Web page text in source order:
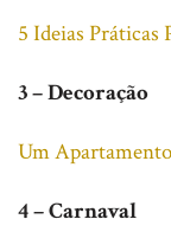
5 Ideias Práticas
3 – Decoração
Um
4 – Carnaval